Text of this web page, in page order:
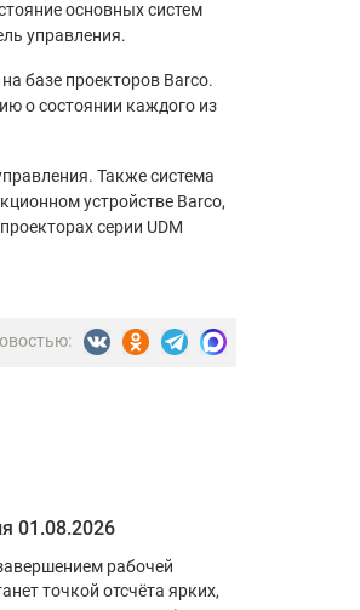
основных систем
управления.
базе проекторов Barco.
о состоянии каждого из
Также система
устройстве Barco,
серии UDM
01.08.2026
рабочей
точкой отсчёта ярких,